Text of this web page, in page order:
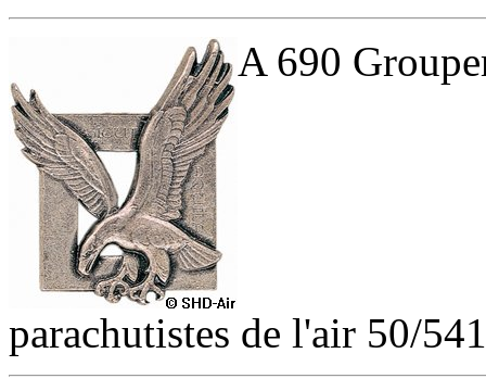
A 690
parachutistes de l'air 50/541